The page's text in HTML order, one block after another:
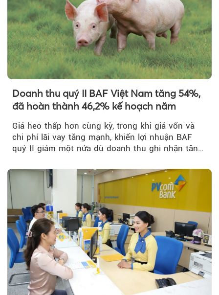
Doanh thu quý II BAF Việt Nam tăng 54%,
đã hoàn thành 46,2% kế hoạch năm
Giá heo thấp hơn cùng kỳ, trong khi giá vốn và
chi phí lãi vay tăng mạnh, khiến lợi nhuận BAF
quý II giảm một nửa dù doanh thu ghi nhận tăng